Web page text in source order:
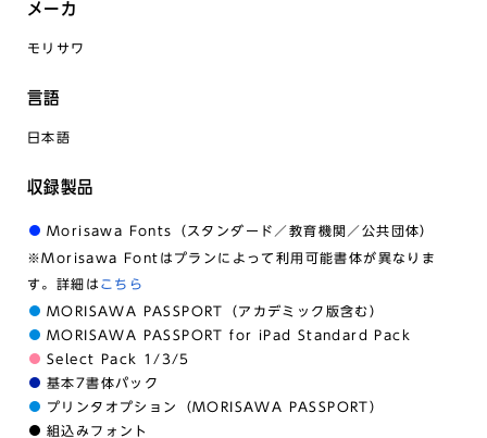
メーカ
モリサワ
言語
日本語
収録製品
Morisawa Fonts（スタンダード／教育機関／公共団体）
※Morisawa Fontはプランによって利用可能書体が異なりま
す。詳細は こちら
MORISAWA PASSPORT（アカデミック版含む）
MORISAWA PASSPORT for iPad Standard Pack
Select Pack 1/3/5
基本7書体パック
プリンタオプション（MORISAWA PASSPORT）
組込みフォント